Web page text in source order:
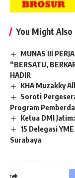
You Might Also
MUNAS III
“BERSATU,
HADIR
KHA Muzakky
Soroti
Program
Ketua DMI
15 Delegasi
Surabaya